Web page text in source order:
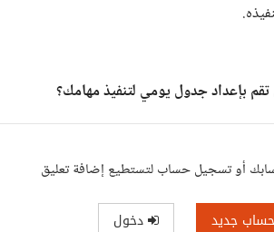
بإعداد جدول يومي لتنفيذ مهامك؟
أو تسجيل حساب لتستطيع إضافة تعليق
حساب جديد دخول